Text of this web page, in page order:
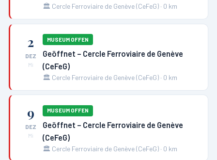
🏛️ Cercle Ferroviaire de Genève (CeFeG) · 0 km
2
DEZ
Mi
MUSEUM OFFEN
Geöffnet – Cercle Ferroviaire de Genève
(CeFeG)
🏛️ Cercle Ferroviaire de Genève (CeFeG) · 0 km
9
DEZ
Mi
MUSEUM OFFEN
Geöffnet – Cercle Ferroviaire de Genève
(CeFeG)
🏛️ Cercle Ferroviaire de Genève (CeFeG) · 0 km